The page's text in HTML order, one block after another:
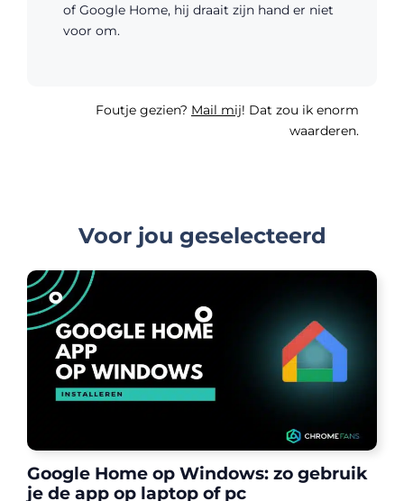
of Google Home, hij draait zijn hand er niet
voor om.
Foutje gezien? Mail mij! Dat zou ik enorm
waarderen.
Voor jou geselecteerd
Google Home op Windows: zo gebruik
je de app op laptop of pc